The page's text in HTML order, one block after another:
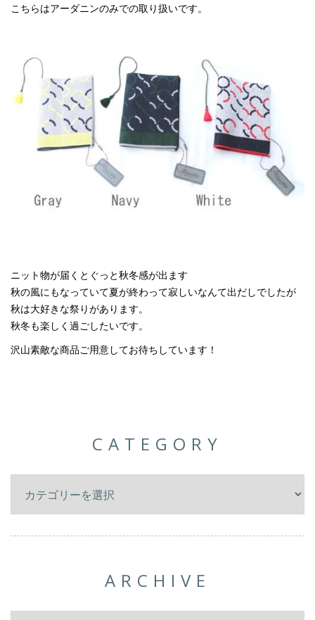
こちらはアーダニンのみでの取り扱いです。
ニット物が届くとぐっと秋冬感が出ます
秋の風にもなっていて夏が終わって寂しいなんて出だしでしたが
秋は大好きな祭りがあります。
秋冬も楽しく過ごしたいです。
沢山素敵な商品ご用意してお待ちしています！
CATEGORY
ARCHIVE